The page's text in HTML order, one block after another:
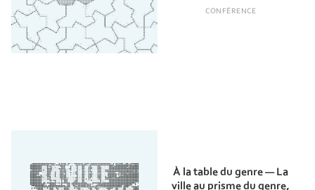
CONFÉRENCE
À la table du genre — La
ville au prisme du genre,